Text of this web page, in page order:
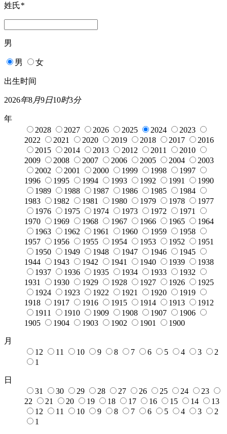
姓氏*
男
男 女
出生时间
2026年8月9日10时3分
年
2028
2027 2026 2025 2024
2023
2022
2021 2020 2019 2018 2017
2016
2015
2014 2013 2012 2011
2010
2009
2008 2007 2006 2005 2004
2003
2002
2001 2000 1999 1998
1997
1996
1995 1994 1993 1992 1991
1990
1989
1988 1987 1986 1985
1984
1983
1982 1981 1980 1979 1978
1977
1976
1975 1974 1973 1972
1971
1970
1969 1968 1967 1966 1965
1964
1963
1962 1961 1960 1959
1958
1957
1956 1955 1954 1953 1952
1951
1950
1949 1948 1947 1946
1945
1944
1943 1942 1941 1940 1939
1938
1937
1936 1935 1934 1933
1932
1931
1930 1929 1928 1927 1926
1925
1924
1923 1922 1921 1920
1919
1918
1917 1916 1915 1914 1913
1912
1911
1910 1909 1908 1907
1906
1905
1904 1903 1902 1901 1900
月
12
11 10 9 8 7 6 5 4 3
2
1
日
31
30 29 28 27 26 25 24
23
22
21 20 19 18 17 16 15 14
13
12
11 10 9 8 7 6 5 4 3
2
1